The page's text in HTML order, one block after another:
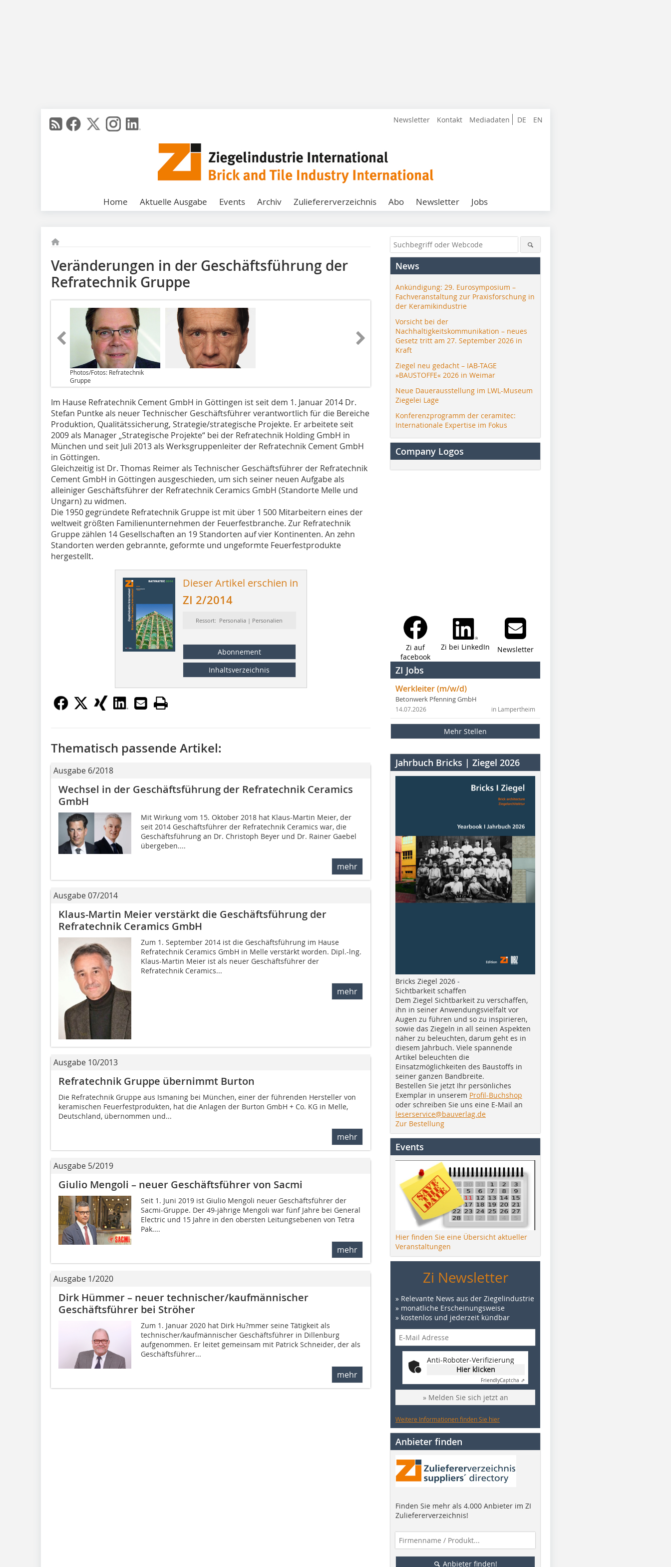
DE EN
Newsletter Kontakt Mediadaten
Home Aktuelle Ausgabe Events Archiv Zuliefererverzeichnis Abo Newsletter Jobs
Veränderungen in der Geschäftsführung der
Refratechnik Gruppe
Photos/Fotos: Refratechnik
Gruppe
Im Hause Refratechnik Cement GmbH in Göttingen ist seit dem 1. Januar 2014 Dr.
Stefan Puntke als neuer Technischer Geschäftsführer verantwortlich für die Bereiche
Produktion, Qualitätssicherung, Strategie/strategische Projekte. Er arbeitete seit
2009 als Manager „Strategische Projekte“ bei der Refratechnik Holding GmbH in
München und seit Juli 2013 als Werksgruppenleiter der Refratechnik Cement GmbH
in Göttingen.
Gleichzeitig ist Dr. Thomas Reimer als Technischer Geschäftsführer der Refratechnik
Cement GmbH in Göttingen ausgeschieden, um sich seiner neuen Aufgabe als
alleiniger Geschäftsführer der Refratechnik Ceramics GmbH (Standorte Melle und
Ungarn) zu widmen.
Die 1950 gegründete Refratechnik Gruppe ist mit über 1 500 Mitarbeitern eines der
weltweit größten Familienunternehmen der Feuerfestbranche. Zur Refratechnik
Gruppe zählen 14 Gesellschaften an 19 Standorten auf vier Kontinenten. An zehn
Standorten werden gebrannte, geformte und ungeformte Feuerfestprodukte
hergestellt.
Dieser Artikel erschien in
ZI 2/2014
Ressort: Personalia | Personalien
Abonnement
Inhaltsverzeichnis
Thematisch passende Artikel:
Ausgabe 6/2018
Wechsel in der Geschäftsführung der Refratechnik Ceramics
GmbH
Mit Wirkung vom 15. Oktober 2018 hat Klaus-Martin Meier, der
seit 2014 Geschäftsführer der Refratechnik Ceramics war, die
Geschäftsführung an Dr. Christoph Beyer und Dr. Rainer Gaebel
übergeben....
mehr
Ausgabe 07/2014
Klaus-Martin Meier verstärkt die Geschäftsführung der
Refratechnik Ceramics GmbH
Zum 1. September 2014 ist die Geschäftsführung im Hause
Refratechnik Ceramics GmbH in Melle verstärkt worden. Dipl.-lng.
Klaus-Martin Meier ist als neuer Geschäftsführer der
Refratechnik Ceramics...
mehr
Ausgabe 10/2013
Refratechnik Gruppe übernimmt Burton
Die Refratechnik Gruppe aus Ismaning bei München, einer der führenden Hersteller von
keramischen Feuerfestprodukten, hat die Anlagen der Burton GmbH + Co. KG in Melle,
Deutschland, übernommen und...
mehr
Ausgabe 5/2019
Giulio Mengoli – neuer Geschäftsführer von Sacmi
Seit 1. Juni 2019 ist Giulio Mengoli neuer Geschäftsführer der
Sacmi-Gruppe. Der 49-jährige Mengoli war fünf Jahre bei General
Electric und 15 Jahre in den obersten Leitungsebenen von Tetra
Pak....
mehr
Ausgabe 1/2020
Dirk Hümmer – neuer technischer/kaufmännischer
Geschäftsführer bei Ströher
Zum 1. Januar 2020 hat Dirk Hu?mmer seine Tätigkeit als
technischer/kaufmännischer Geschäftsführer in Dillenburg
aufgenommen. Er leitet gemeinsam mit Patrick Schneider, der als
Geschäftsführer...
mehr
News
Ankündigung: 29. Eurosymposium –
Fachveranstaltung zur Praxisforschung in
der Keramikindustrie
Vorsicht bei der
Nachhaltigkeitskommunikation – neues
Gesetz tritt am 27. September 2026 in
Kraft
Ziegel neu gedacht – IAB-TAGE
»BAUSTOFFE« 2026 in Weimar
Neue Dauerausstellung im LWL-Museum
Ziegelei Lage
Konferenzprogramm der ceramitec:
Internationale Expertise im Fokus
Company Logos
Zi auf
facebook
Zi bei LinkedIn Newsletter
ZI Jobs
Werkleiter (m/w/d)
Betonwerk Pfenning GmbH
in Lampertheim
14.07.2026
Mehr Stellen
Jahrbuch Bricks | Ziegel 2026
Bricks Ziegel 2026 -
Sichtbarkeit schaffen
Dem Ziegel Sichtbarkeit zu verschaffen,
ihn in seiner Anwendungsvielfalt vor
Augen zu führen und so zu inspirieren,
sowie das Ziegeln in all seinen Aspekten
näher zu beleuchten, darum geht es in
diesem Jahrbuch. Viele spannende
Artikel beleuchten die
Einsatzmöglichkeiten des Baustoffs in
seiner ganzen Bandbreite.
Bestellen Sie jetzt Ihr persönliches
Exemplar in unserem Profil-Buchshop
oder schreiben Sie uns eine E-Mail an
leserservice@bauverlag.de
Zur Bestellung
Events
Hier finden Sie eine Übersicht aktueller
Veranstaltungen
Zi Newsletter
» Relevante News aus der Ziegelindustrie
» monatliche Erscheinungsweise
» kostenlos und jederzeit kündbar
Anti-Roboter-Verifizierung
Hier klicken
FriendlyCaptcha ⇗
» Melden Sie sich jetzt an
Weitere Informationen finden Sie hier
Anbieter finden
Finden Sie mehr als 4.000 Anbieter im ZI
Zuliefererverzeichnis!
Anbieter finden!